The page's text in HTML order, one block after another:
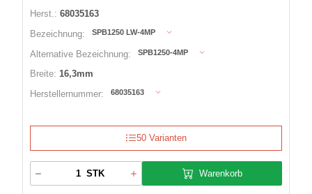
Herst.: 68035163
Bezeichnung:
SPB1250 LW-4MP
Alternative Bezeichnung: SPB1250-4MP
Breite: 16,3mm
Herstellernummer:
68035163
50 Varianten
STK Warenkorb